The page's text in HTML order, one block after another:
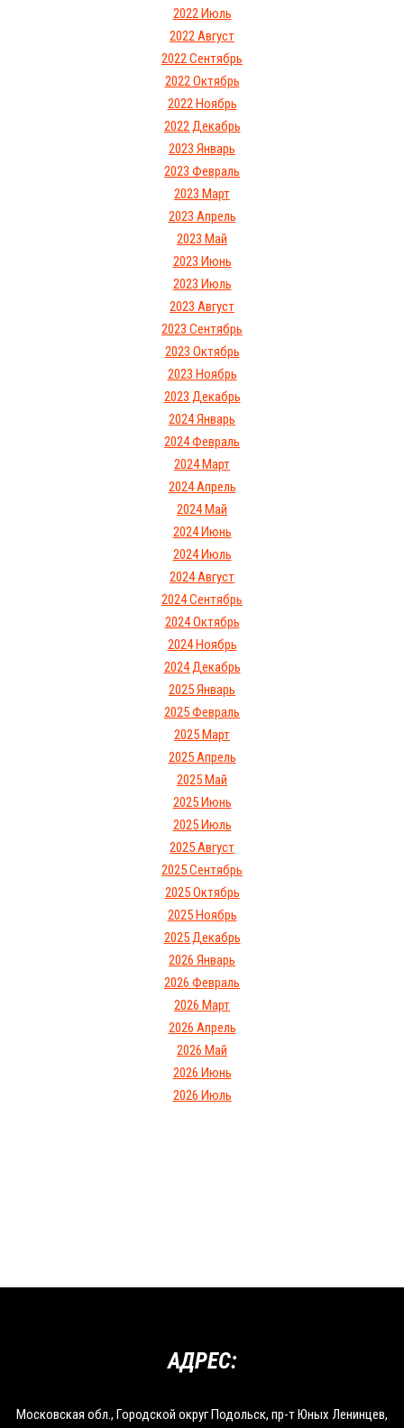
2022 Июль
2022 Август
2022 Сентябрь
2022 Октябрь
2022 Ноябрь
2022 Декабрь
2023 Январь
2023 Февраль
2023 Март
2023 Апрель
2023 Май
2023 Июнь
2023 Июль
2023 Август
2023 Сентябрь
2023 Октябрь
2023 Ноябрь
2023 Декабрь
2024 Январь
2024 Февраль
2024 Март
2024 Апрель
2024 Май
2024 Июнь
2024 Июль
2024 Август
2024 Сентябрь
2024 Октябрь
2024 Ноябрь
2024 Декабрь
2025 Январь
2025 Февраль
2025 Март
2025 Апрель
2025 Май
2025 Июнь
2025 Июль
2025 Август
2025 Сентябрь
2025 Октябрь
2025 Ноябрь
2025 Декабрь
2026 Январь
2026 Февраль
2026 Март
2026 Апрель
2026 Май
2026 Июнь
2026 Июль
АДРЕС:
Московская обл., Городской округ Подольск, пр-т Юных Ленинцев,